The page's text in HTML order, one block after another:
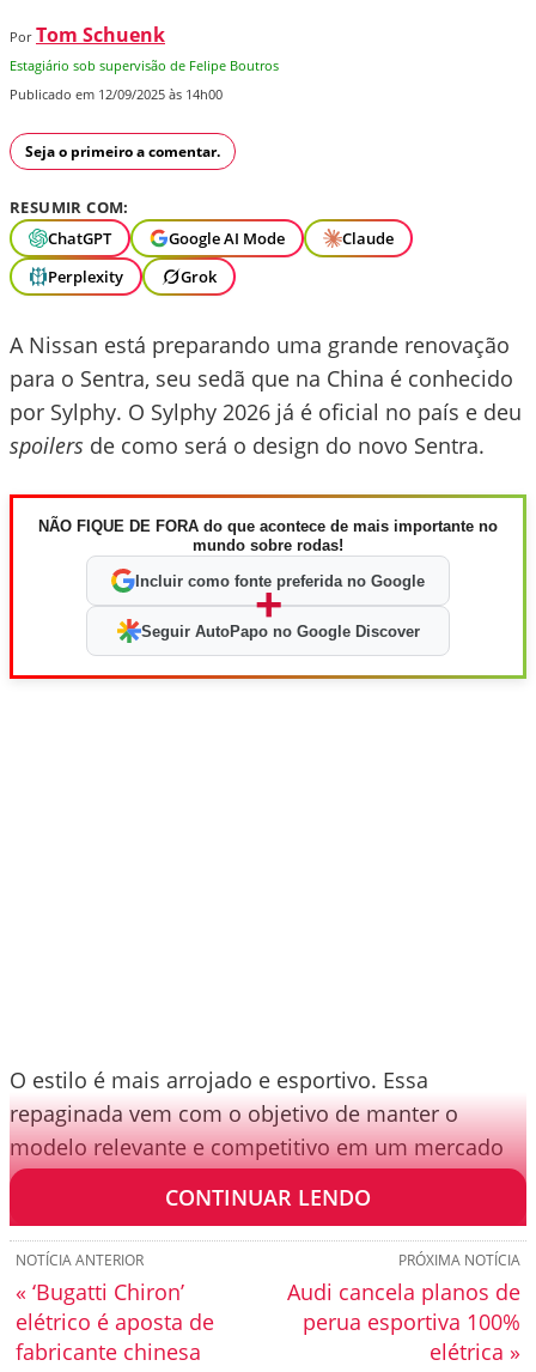
Por Tom Schuenk
Estagiário sob supervisão de Felipe Boutros
Publicado em 12/09/2025 às 14h00
Seja o primeiro a comentar.
RESUMIR COM:
ChatGPT
Google AI Mode
Claude
Perplexity
Grok
A Nissan está preparando uma grande renovação
para o Sentra, seu sedã que na China é conhecido
por Sylphy. O Sylphy 2026 já é oficial no país e deu
spoilers de como será o design do novo Sentra.
NÃO FIQUE DE FORA do que acontece de mais importante no
mundo sobre rodas!
Incluir como fonte preferida no Google
+
Seguir AutoPapo no Google Discover
O estilo é mais arrojado e esportivo. Essa
repaginada vem com o objetivo de manter o
modelo relevante e competitivo em um mercado
cada vez mais desafiador.
CONTINUAR LENDO
PRÓXIMA NOTÍCIA
Audi cancela planos de
perua esportiva 100%
elétrica »
NOTÍCIA ANTERIOR
« ‘Bugatti Chiron’
elétrico é aposta de
fabricante chinesa